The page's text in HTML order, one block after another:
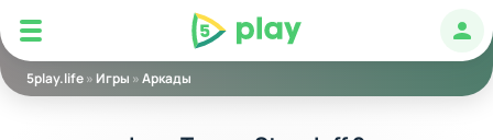
5play
5play.life» Игры »Аркады